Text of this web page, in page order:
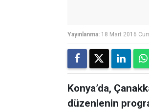
Yayınlanma: 18 Mart 2016
Konya’da,
düzenlenin